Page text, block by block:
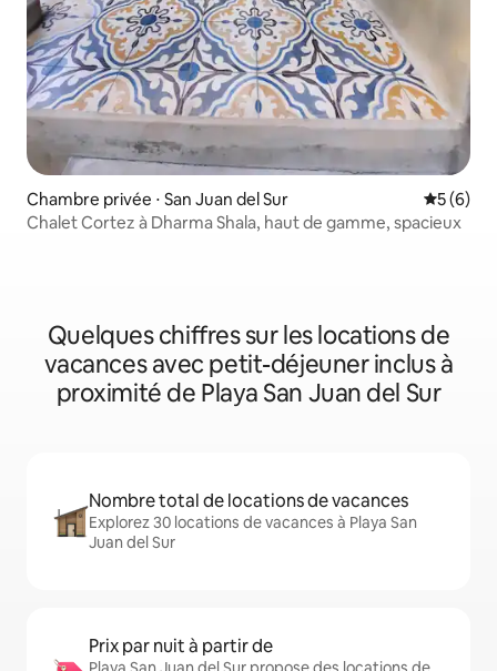
Chambre privée ⋅ San Juan del Sur
5 (6)
Chalet Cortez à Dharma Shala, haut de gamme, spacieux
Quelques chiffres sur les locations de
vacances avec petit-déjeuner inclus à
proximité de Playa San Juan del Sur
Nombre total de locations de vacances
Explorez 30 locations de vacances à Playa San
Juan del Sur
Prix par nuit à partir de